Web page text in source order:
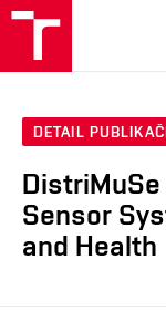
DETAIL
Sensor
and Health